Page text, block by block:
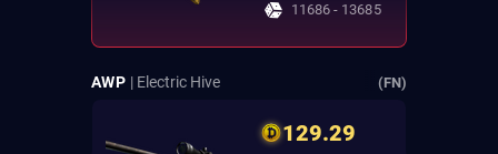
11686 - 13685
AWP | Electric Hive (FN)
129.29